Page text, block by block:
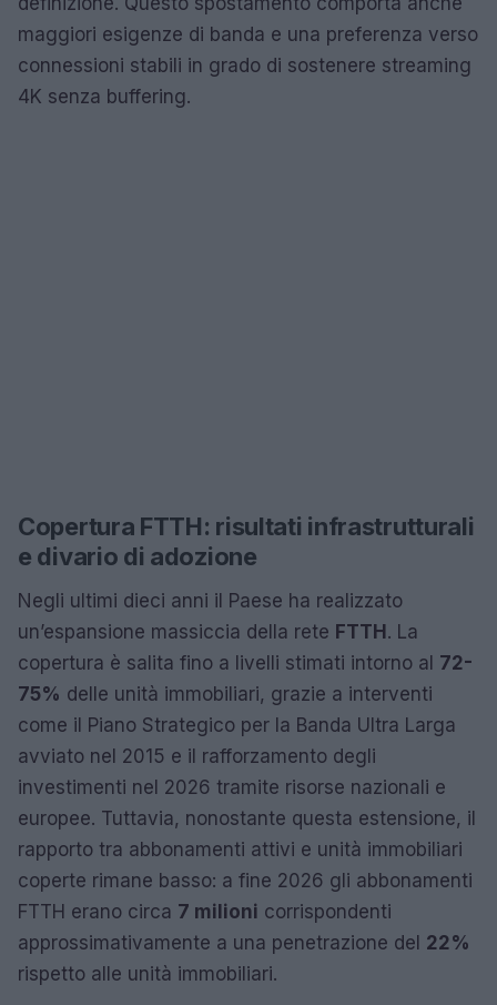
maggiori esigenze di banda e una preferenza verso
connessioni stabili in grado di sostenere streaming
4K senza buffering.
Copertura FTTH: risultati infrastrutturali
e divario di adozione
Negli ultimi dieci anni il Paese ha realizzato
un’espansione massiccia della rete FTTH . La
copertura è salita fino a livelli stimati intorno al 72-
75% delle unità immobiliari, grazie a interventi
come il Piano Strategico per la Banda Ultra Larga
avviato nel 2015 e il rafforzamento degli
investimenti nel 2026 tramite risorse nazionali e
europee. Tuttavia, nonostante questa estensione, il
rapporto tra abbonamenti attivi e unità immobiliari
coperte rimane basso: a fine 2026 gli abbonamenti
FTTH erano circa 7 milioni corrispondenti
approssimativamente a una penetrazione del 22%
rispetto alle unità immobiliari.